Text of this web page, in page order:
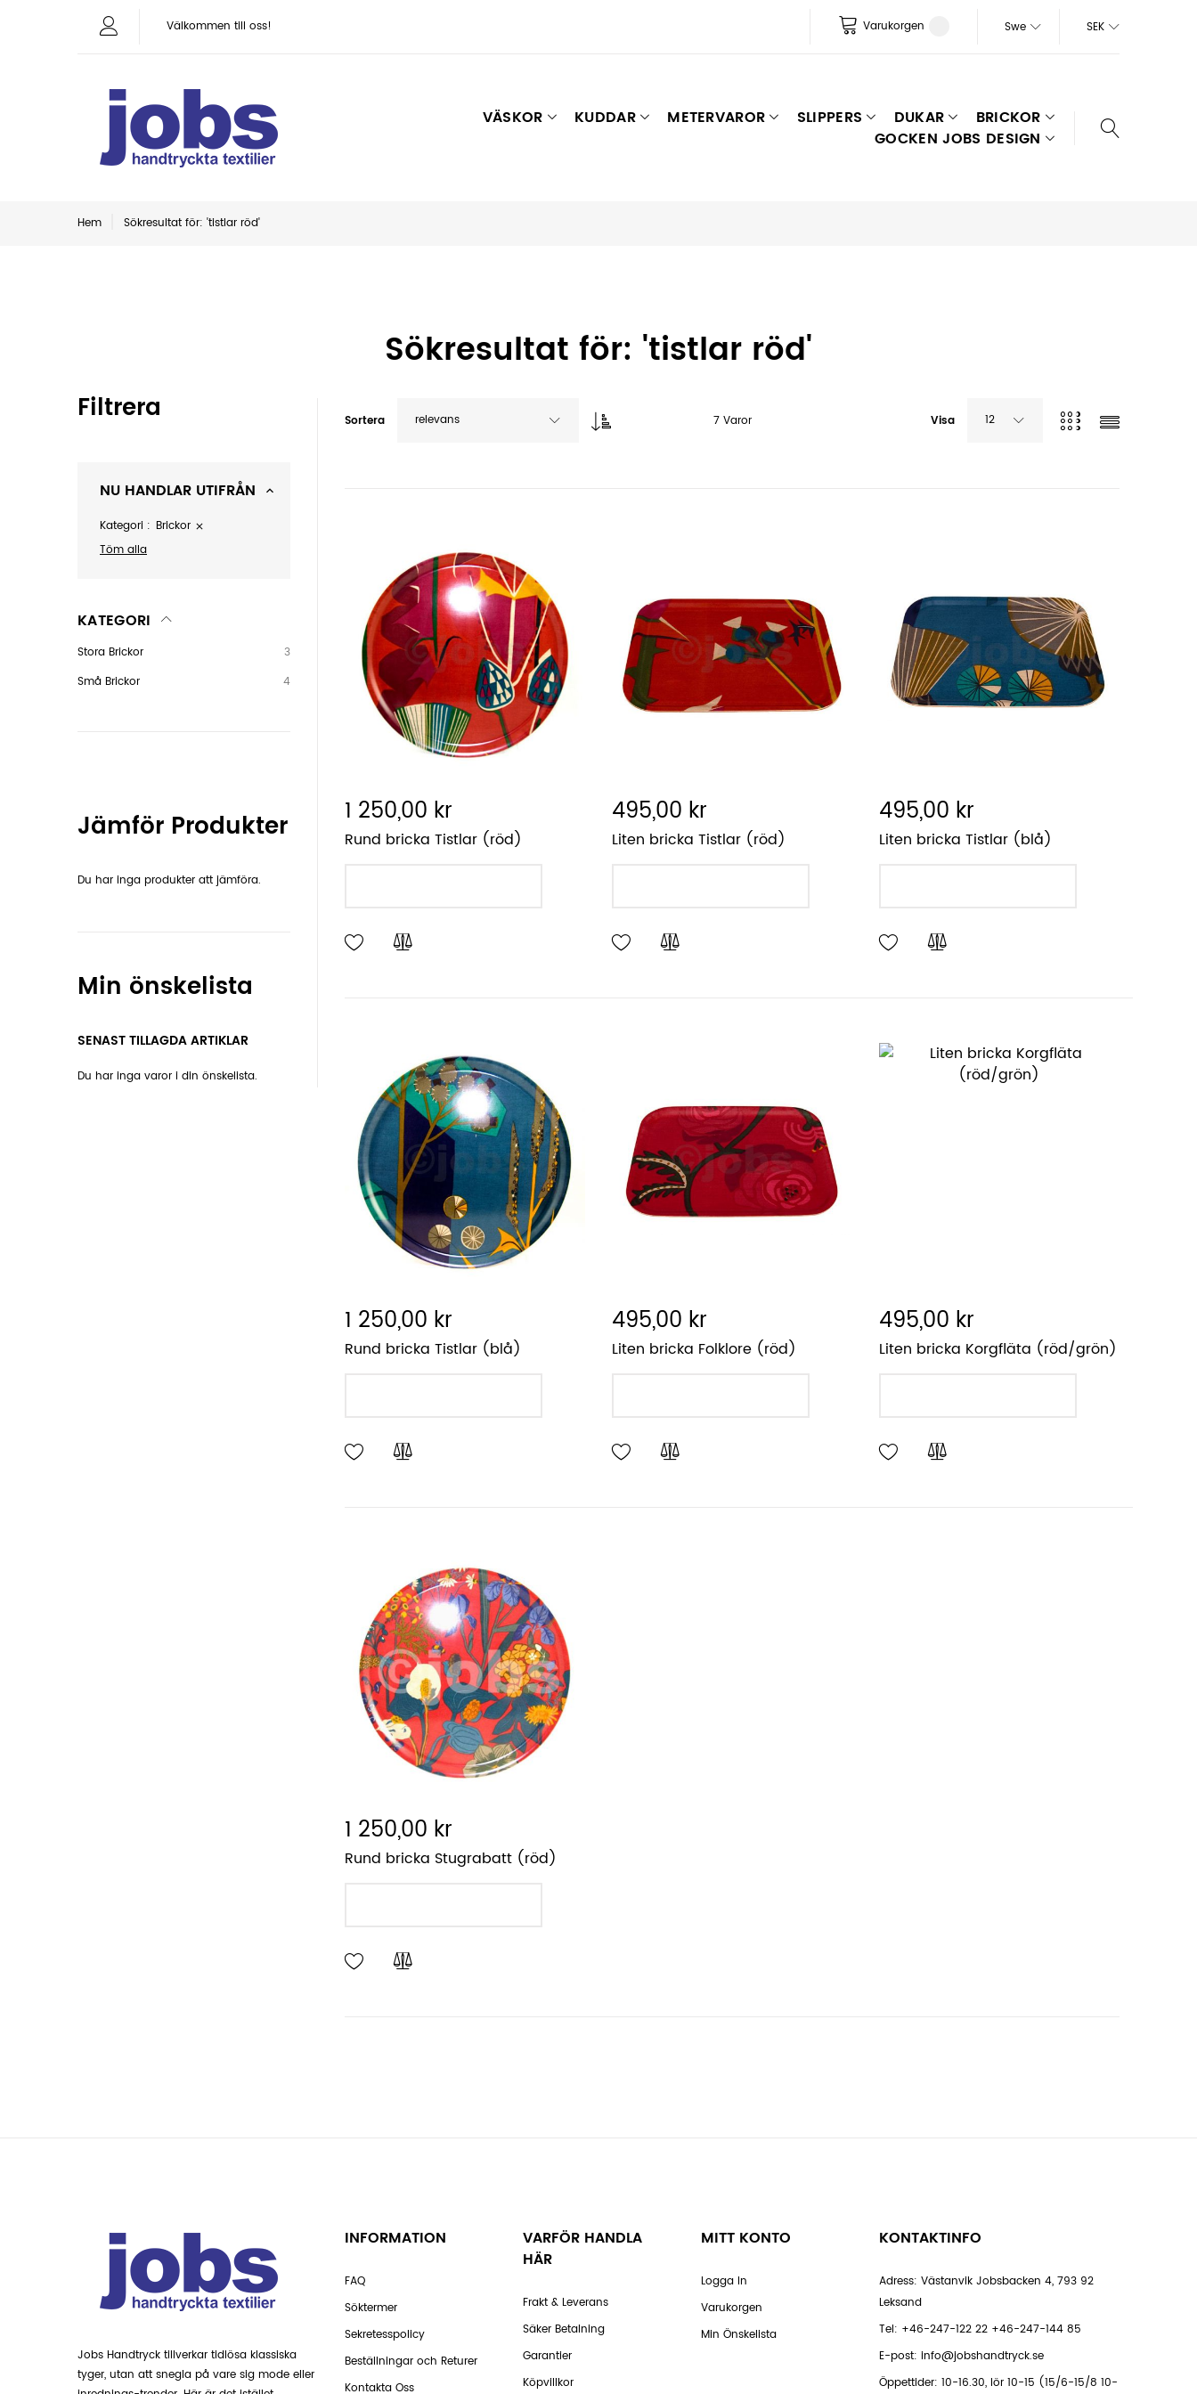
Välkommen till oss! Swe SEK
Varukorgen
VÄSKOR KUDDAR METERVAROR SLIPPERS DUKAR
BRICKOR
GOCKEN JOBS DESIGN
Hem Sökresultat för: 'tistlar röd'
Sökresultat för: 'tistlar röd'
Sortera relevans 7Varor Visa 12
1 250,00 kr
Rund bricka Tistlar (röd)
495,00 kr
Liten bricka Tistlar (röd)
495,00 kr
Liten bricka Tistlar (blå)
1 250,00 kr
Rund bricka Tistlar (blå)
495,00 kr
Liten bricka Folklore (röd)
495,00 kr
Liten bricka Korgfläta (röd/grön)
1 250,00 kr
Rund bricka Stugrabatt (röd)
Filtrera
NU HANDLAR UTIFRÅN
Kategori
Brickor
Töm alla
KATEGORI
Stora Brickor
3
Små Brickor
4
Jämför Produkter
Du har inga produkter att jämföra.
Min önskelista
SENAST TILLAGDA ARTIKLAR
Du har inga varor i din önskelista.
Jobs Handtryck tillverkar tidlösa klassiska
tyger, utan att snegla på vare sig mode eller
INFORMATION
FAQ
Söktermer
Sekretesspolicy
Beställningar och Returer
Kontakta Oss
VARFÖR HANDLA
HÄR
Frakt & Leverans
Säker Betalning
Garantier
Köpvillkor
MITT KONTO
Logga In
Varukorgen
Min Önskelista
KONTAKTINFO
Adress: Västanvik Jobsbacken 4, 793 92
Leksand
Tel: +46-247-122 22 +46-247-144 85
E-post: info@jobshandtryck.se
Öppettider: 10-16.30, lör 10-15 (15/6-15/8 10-